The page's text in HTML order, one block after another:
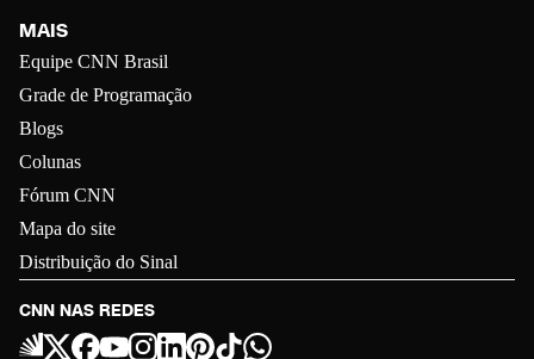
CNN NAS REDES
MAIS
Equipe CNN Brasil
Grade de Programação
Blogs
Colunas
Fórum CNN
Mapa do site
Distribuição do Sinal